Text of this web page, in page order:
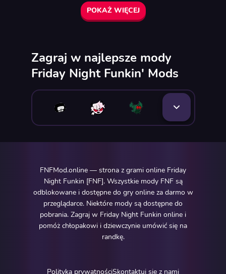
POKAŻ WIĘCEJ
Zagraj w najlepsze mody
Friday Night Funkin' Mods
FNFMod.online — strona z grami online Friday
Night Funkin [FNF]. Wszystkie mody FNF są
odblokowane i dostępne do gry online za darmo w
przeglądarce. Niektóre mody są dostępne do
pobrania. Zagraj w Friday Night Funkin online i
pomóż chłopakowi i dziewczynie umówić się na
randkę.
Polityka prywatnościSkontaktuj się z nami